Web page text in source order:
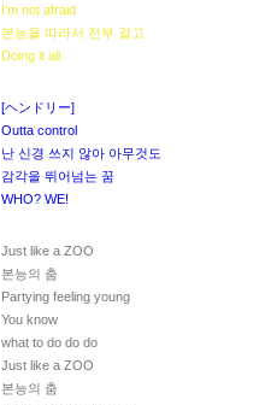
I’m not afraid
본능을 따라서 전부 걸고
Doing it all
[ヘンドリー]
Outta control
난 신경 쓰지 않아 아무것도
감각을 뛰어넘는 꿈
WHO? WE!
Just like a ZOO
본능의 춤
Partying feeling young
You know
what to do do do
Just like a ZOO
본능의 춤